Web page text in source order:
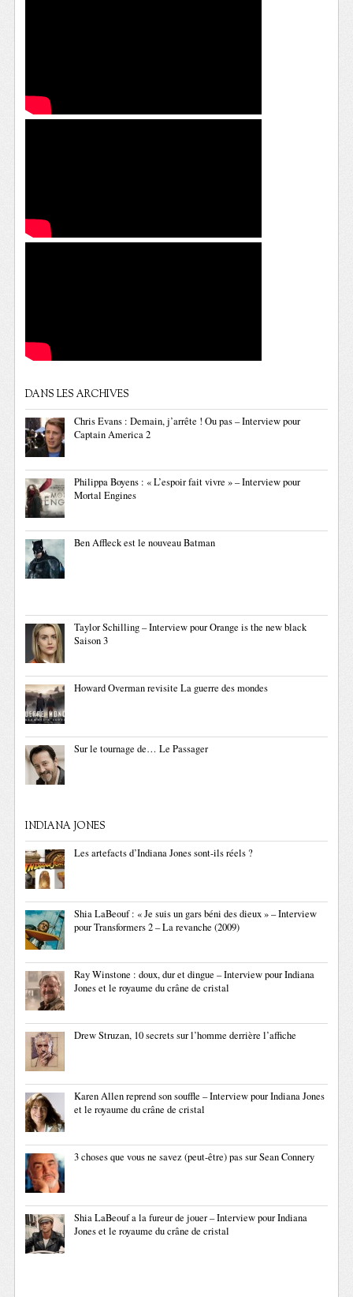
DANS LES ARCHIVES
Chris Evans : Demain, j’arrête ! Ou pas – Interview pour
Captain America 2
Philippa Boyens : « L’espoir fait vivre » – Interview pour
Mortal Engines
Ben Affleck est le nouveau Batman
Taylor Schilling – Interview pour Orange is the new black
Saison 3
Howard Overman revisite La guerre des mondes
Sur le tournage de… Le Passager
INDIANA JONES
Les artefacts d’Indiana Jones sont-ils réels ?
Shia LaBeouf : « Je suis un gars béni des dieux » – Interview
pour Transformers 2 – La revanche (2009)
Ray Winstone : doux, dur et dingue – Interview pour Indiana
Jones et le royaume du crâne de cristal
Drew Struzan, 10 secrets sur l’homme derrière l’affiche
Karen Allen reprend son souffle – Interview pour Indiana Jones
et le royaume du crâne de cristal
3 choses que vous ne savez (peut-être) pas sur Sean Connery
Shia LaBeouf a la fureur de jouer – Interview pour Indiana
Jones et le royaume du crâne de cristal